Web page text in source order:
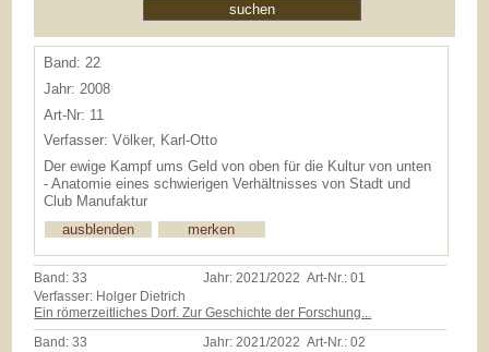
Band: 22
Jahr: 2008
Art-Nr: 11
Verfasser: Völker, Karl-Otto
Der ewige Kampf ums Geld von oben für die Kultur von unten
- Anatomie eines schwierigen Verhältnisses von Stadt und
Club Manufaktur
Band:33 Jahr: 2021/2022 Art-Nr.:01
Verfasser: Holger Dietrich
Ein römerzeitliches Dorf. Zur Geschichte der Forschung...
Band:33 Jahr:2021/2022 Art-Nr.:02